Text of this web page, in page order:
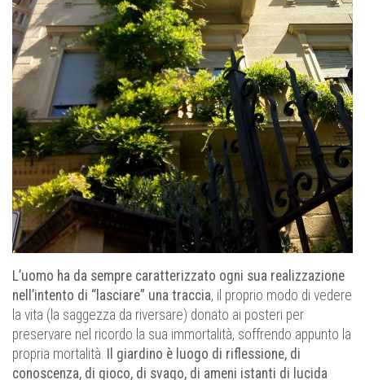
L’uomo ha da sempre caratterizzato ogni sua realizzazione
nell’intento di “lasciare” una traccia, il proprio modo di vedere
la vita (la saggezza da riversare) donato ai posteri per
preservare nel ricordo la sua immortalità, soffrendo appunto la
propria mortalità. Il giardino è luogo di riflessione, di
conoscenza, di gioco, di svago, di ameni istanti di lucida